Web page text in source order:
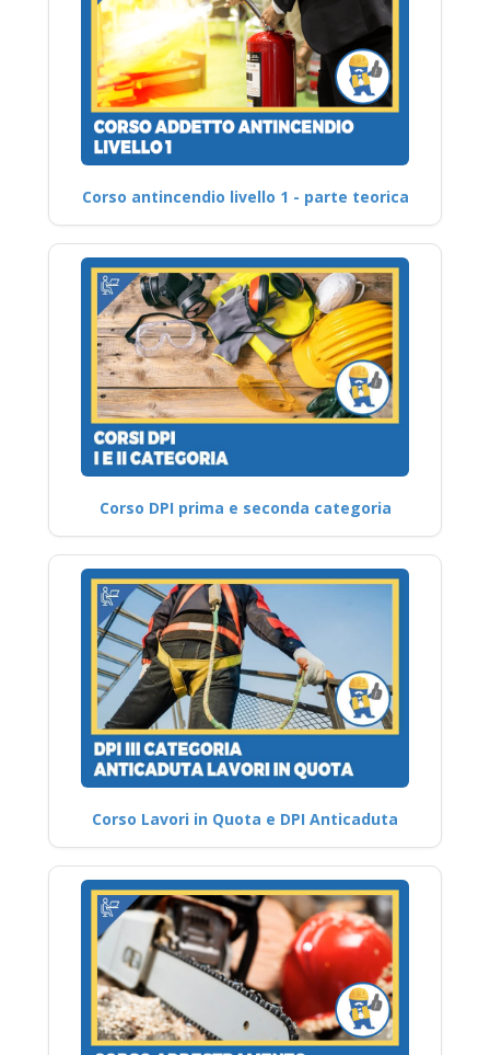
Corso antincendio livello 1 - parte teorica
Corso DPI prima e seconda categoria
Corso Lavori in Quota e DPI Anticaduta